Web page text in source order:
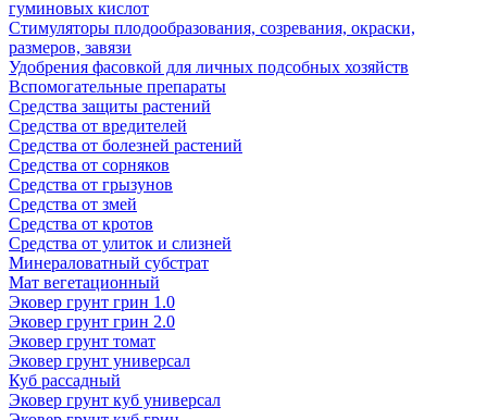
гуминовых кислот
Стимуляторы плодообразования, созревания, окраски,
размеров, завязи
Удобрения фасовкой для личных подсобных хозяйств
Вспомогательные препараты
Средства защиты растений
Средства от вредителей
Средства от болезней растений
Средства от сорняков
Средства от грызунов
Средства от змей
Средства от кротов
Средства от улиток и слизней
Минераловатный субстрат
Мат вегетационный
Эковер грунт грин 1.0
Эковер грунт грин 2.0
Эковер грунт томат
Эковер грунт универсал
Куб рассадный
Эковер грунт куб универсал